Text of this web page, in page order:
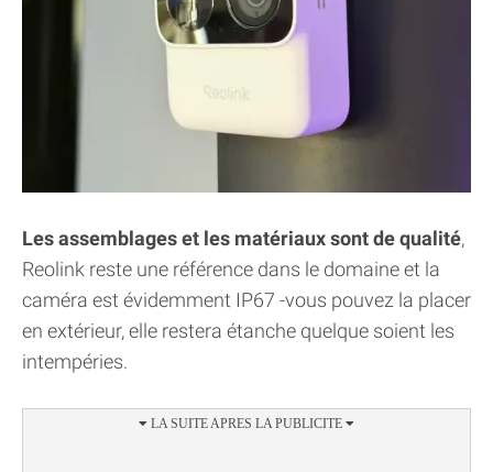
Les assemblages et les matériaux sont de qualité,
Reolink reste une référence dans le domaine et la
caméra est évidemment IP67 -vous pouvez la placer
en extérieur, elle restera étanche quelque soient les
intempéries.